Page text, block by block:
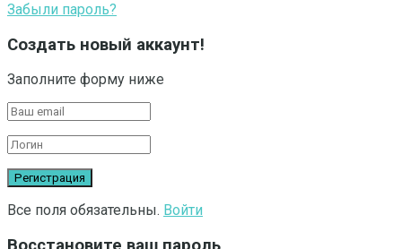
Забыли пароль?
Создать новый аккаунт!
Заполните форму ниже
Все поля обязательны. Войти